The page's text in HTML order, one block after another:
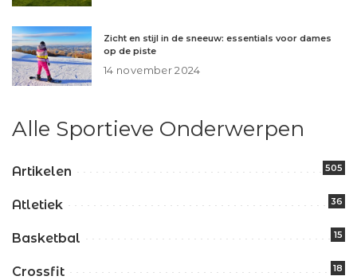
Zicht en stijl in de sneeuw: essentials voor dames
op de piste
14 november 2024
Alle Sportieve Onderwerpen
Artikelen 505
Atletiek 36
Basketbal 15
Crossfit 18